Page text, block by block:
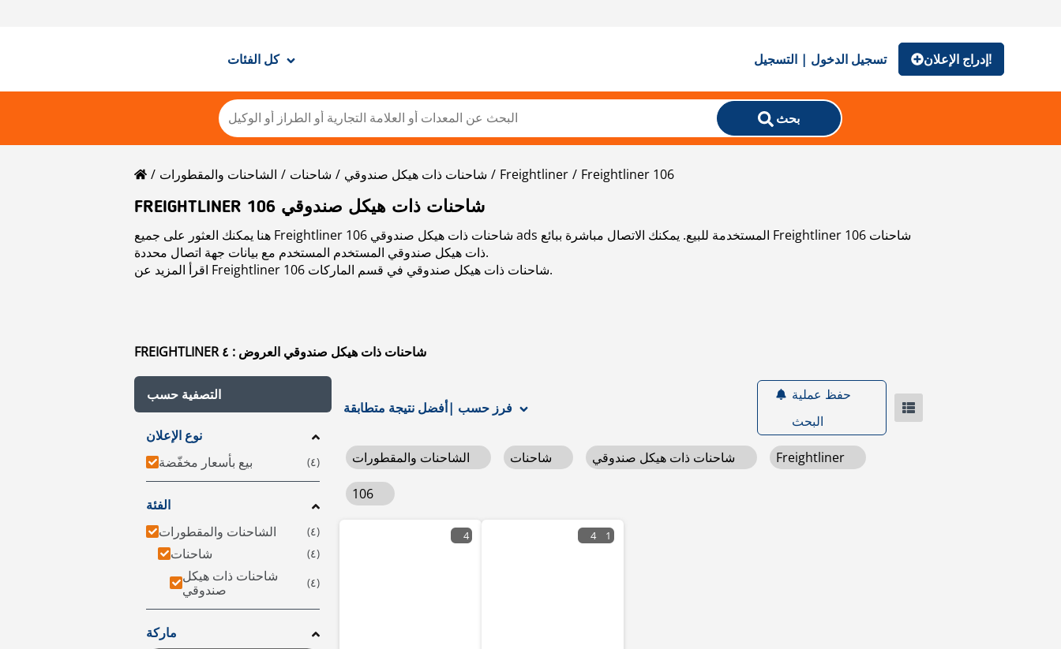
كل الفئات تسجيل الدخول | التسجيل إدراج الإعلان!
بحث
الشاحنات والمقطورات شاحنات شاحنات ذات هيكل صندوقي Freightliner
Freightliner 106
FREIGHTLINER 106 شاحنات ذات هيكل صندوقي
هنا يمكنك العثور على جميع Freightliner 106 شاحنات ذات هيكل صندوقي ads المستخدمة للبيع. يمكنك الاتصال مباشرة ببائع Freightliner 106 شاحنات
ذات هيكل صندوقي المستخدم المستخدم مع بيانات جهة اتصال محددة.
اقرأ المزيد عن Freightliner 106 شاحنات ذات هيكل صندوقي في قسم الماركات.
FREIGHTLINER شاحنات ذات هيكل صندوقي العروض : ٤
التصفية حسب
نوع الإعلان
بيع بأسعار مخفّضة
الفئة
الشاحنات والمقطورات
شاحنات
شاحنات ذات هيكل
صندوقي
ماركة
فرز حسب |
حفظ عملية
البحث
Freightliner
106
4 4 1